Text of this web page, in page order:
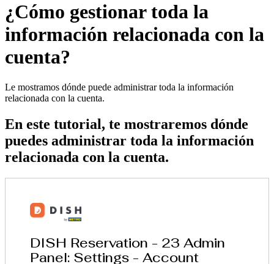
¿Cómo gestionar toda la
información relacionada con la
cuenta?
Le mostramos dónde puede administrar toda la información
relacionada con la cuenta.
En este tutorial, te mostraremos dónde
puedes administrar toda la información
relacionada con la cuenta.